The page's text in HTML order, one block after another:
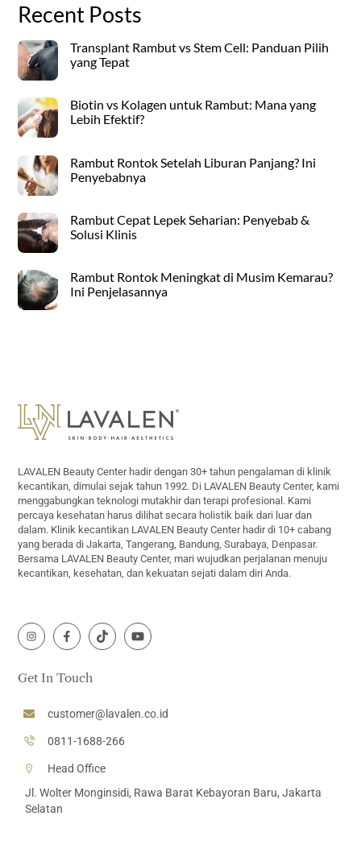
Recent Posts
Transplant Rambut vs Stem Cell: Panduan Pilih
yang Tepat
Biotin vs Kolagen untuk Rambut: Mana yang
Lebih Efektif?
Rambut Rontok Setelah Liburan Panjang? Ini
Penyebabnya
Rambut Cepat Lepek Seharian: Penyebab &
Solusi Klinis
Rambut Rontok Meningkat di Musim Kemarau?
Ini Penjelasannya
To
Top
LAVALEN Beauty Center hadir dengan 30+ tahun pengalaman di klinik
kecantikan, dimulai sejak tahun 1992. Di LAVALEN Beauty Center, kami
menggabungkan teknologi mutakhir dan terapi profesional. Kami
percaya kesehatan harus dilihat secara holistik baik dari luar dan
dalam. Klinik kecantikan LAVALEN Beauty Center hadir di 10+ cabang
yang berada di Jakarta, Tangerang, Bandung, Surabaya, Denpasar.
Bersama LAVALEN Beauty Center, mari wujudkan perjalanan menuju
kecantikan, kesehatan, dan kekuatan sejati dalam diri Anda.
Icon
Icon
Icon
Icon
Get In Touch
customer@lavalen.co.id
0811-1688-266
Head Office
Jl. Wolter Monginsidi, Rawa Barat Kebayoran Baru, Jakarta
Selatan